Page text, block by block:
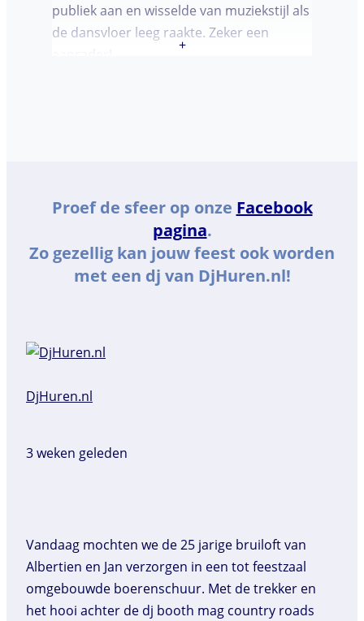
publiek aan en wisselde van muziekstijl als
de dansvloer leeg raakte. Zeker een
+
Proef de sfeer op onze Facebook
pagina.
Zo gezellig kan jouw feest ook worden
met een dj van DjHuren.nl!
DjHuren.nl️
3 weken geleden
Vandaag mochten we de 25 jarige bruiloft van
Albertien en Jan verzorgen in een tot feestzaal
omgebouwde boerenschuur. Met de trekker en
het hooi achter de dj booth mag country roads